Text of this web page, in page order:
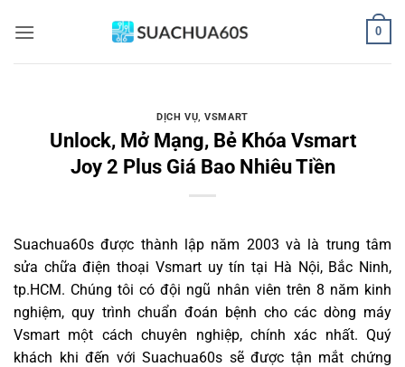
qua
0
DỊCH VỤ,VSMART
Unlock, Mở Mạng, Bẻ Khóa Vsmart
Joy 2 Plus Giá Bao Nhiêu Tiền
Suachua60s được thành lập năm 2003 và là trung tâm
sửa chữa điện thoại Vsmart uy tín tại Hà Nội, Bắc Ninh,
tp.HCM. Chúng tôi có đội ngũ nhân viên trên 8 năm kinh
nghiệm, quy trình chuẩn đoán bệnh cho các dòng máy
Vsmart một cách chuyên nghiệp, chính xác nhất. Quý
khách khi đến với Suachua60s sẽ được tận mắt chứng